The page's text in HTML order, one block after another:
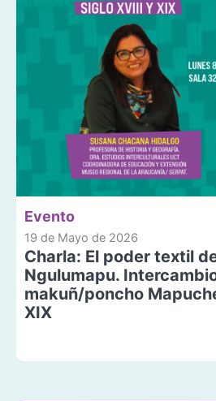
Evento
19 de Mayo de 2026
Charla: El poder textil
Ngulumapu.
makuñ/poncho
XIX